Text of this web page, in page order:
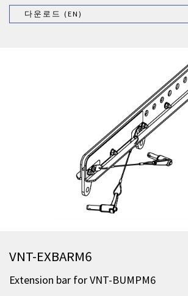
다운로드 (EN)
VNT-EXBARM6
Extension bar for VNT-BUMPM6